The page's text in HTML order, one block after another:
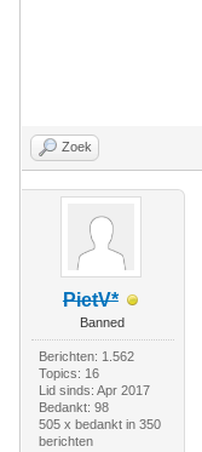
Zoek
PietV*
Banned
Berichten: 1.562
Topics: 16
Lid sinds: Apr 2017
Bedankt: 98
505 x bedankt in 350
berichten